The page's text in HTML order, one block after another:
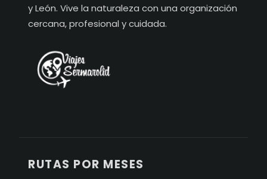
y León. Vive la naturaleza con una organización
cercana, profesional y cuidada.
RUTAS POR MESES